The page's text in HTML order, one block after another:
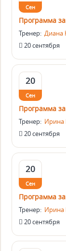
Сен
Программа
Тренер: Диана
20 сентября
20
Сен
Программа
Тренер: Ирина
20 сентября
20
Сен
Программа
Тренер: Ирина
20 сентября